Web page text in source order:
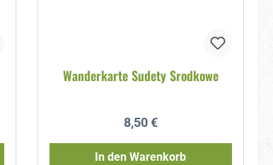
Wanderkarte Sudety Srodkowe
Regulärer Preis:
8,50 €
In den Warenkorb